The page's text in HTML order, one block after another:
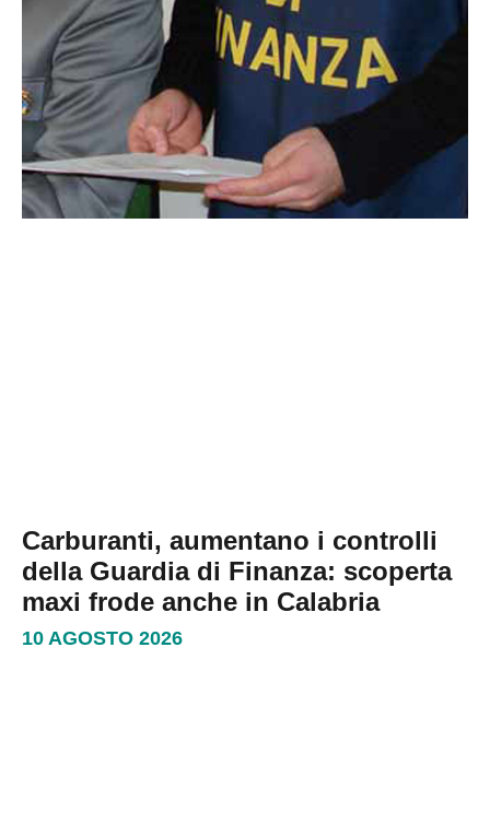
Carburanti, aumentano i controlli
della Guardia di Finanza: scoperta
maxi frode anche in Calabria
10 AGOSTO 2026